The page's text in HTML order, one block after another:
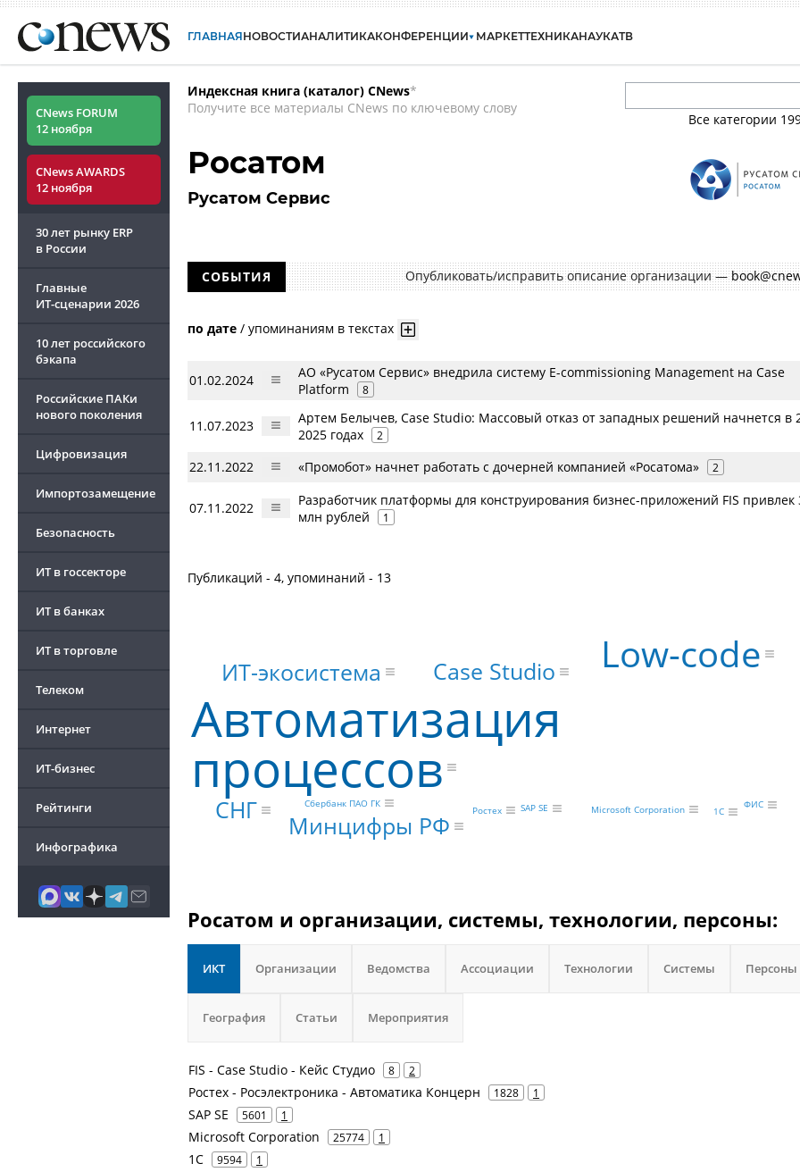
ГЛАВНАЯНОВОСТИАНАЛИТИКАКОНФЕРЕНЦИИ МАРКЕТТЕХНИКАНАУКАТВ
CNews FORUM
12 ноября
CNews AWARDS
12 ноября
30 лет рынку ERP
в России
Главные
ИТ-сценарии 2026
10 лет российского
бэкапа
Российские ПАКи
нового поколения
Цифровизация
Импортозамещение
Безопасность
ИТ в госсекторе
ИТ в банках
ИТ в торговле
Телеком
Интернет
ИТ-бизнес
Рейтинги
Инфографика
Индексная книга (каталог) CNews*
Получите все материалы CNews по ключевому слову
Все категории
Росатом
Русатом Сервис
СОБЫТИЯ Опубликовать/исправить описание организации —
по дате / упоминаниям в текстах
01.02.2024
АО «Русатом Сервис» внедрила систему E-commissioning Management на Case
Platform
8
11.07.2023
Артем Белычев, Case Studio: Массовый отказ от западных решений начнется в
2025 годах
2
22.11.2022 «Промобот» начнет работать с дочерней компанией «Росатома» 2
07.11.2022
Разработчик платформы для конструирования бизнес-приложений FIS привлек
млн рублей
1
Публикаций - 4, упоминаний - 13
Автоматизация
процессов
Low-code
Case Studio
ИТ-экосистема
СНГ
Минцифры РФ Ростех SAP SE Microsoft Corporation 1С
ФИС
Сбербанк ПАО ГК
Росатом и организации, системы, технологии, персоны:
ИКТ Организации Ведомства Ассоциации Технологии Системы Персоны
География Статьи Мероприятия
FIS - Case Studio - Кейс Студио 8 2
Ростех - Росэлектроника - Автоматика Концерн 1828 1
SAP SE 5601 1
Microsoft Corporation 25774 1
1С 9594 1